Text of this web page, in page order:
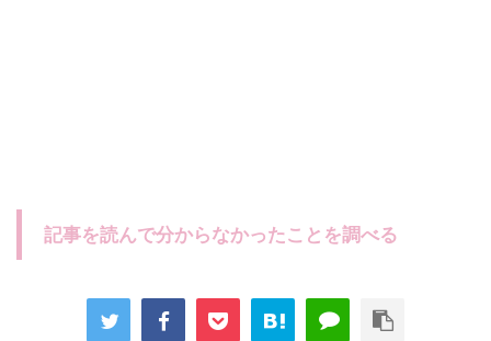
記事を読んで分からなかったことを調べる